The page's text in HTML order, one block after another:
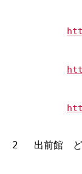
2 出前館 ど